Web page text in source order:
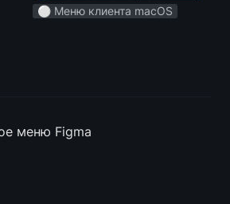
⚪️ Меню клиента macOS
меню Figma